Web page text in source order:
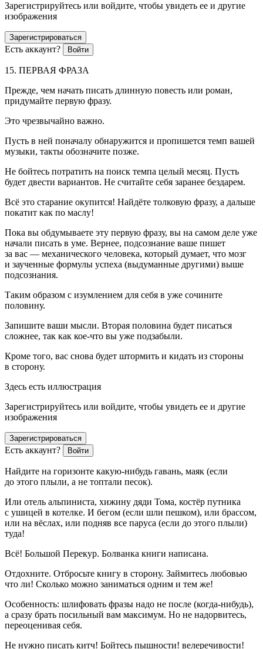
Зарегистрируйтесь или войдите, чтобы увидеть ее и другие
изображения
Зарегистрироваться
Есть аккаунт? Войти
15. ПЕРВАЯ ФРАЗА
Прежде, чем начать писать длинную повесть или роман,
придумайте первую фразу.
Это чрезвычайно важно.
Пусть в ней поначалу обнаружится и пропишется темп вашей
музыки, такты обозначите позже.
Не бойтесь потратить на поиск темпа целый месяц. Пусть
будет двести вариантов. Не считайте себя заранее бездарем.
Всё это старание окупится! Найдёте толковую фразу, а дальше
покатит как по маслу!
Пока вы обдумываете эту первую фразу, вы на самом деле уже
начали писать в уме. Вернее, подсознание ваше пишет
за вас — механического человека, который думает, что мозг
и заученные формулы успеха (выдуманные другими) выше
подсознания.
Таким образом с изумлением для себя в уже сочините
половину.
Запишите ваши мысли. Вторая половина будет писаться
сложнее, так как кое-что вы уже подзабыли.
Кроме того, вас снова будет штормить и кидать из стороны
в сторону.
Здесь есть иллюстрация
Зарегистрируйтесь или войдите, чтобы увидеть ее и другие
изображения
Зарегистрироваться
Есть аккаунт? Войти
Найдите на горизонте какую-нибудь гавань, маяк (если
до этого плыли, а не топтали песок).
Или отель альпиниста, хижину дяди Тома, костёр путника
с ушицей в котелке. И бегом (если шли пешком), или брассом,
или на вёслах, или подняв все паруса (если до этого плыли)
туда!
Всё! Большой Перекур. Болванка книги написана.
Отдохните. Отбросьте книгу в сторону. Займитесь любовью
что ли! Сколько можно заниматься одним и тем же!
Особенность: шлифовать фразы надо не после (когда-нибудь),
а сразу брать посильный вам максимум. Но не надорвитесь,
переоценивая себя.
Не нужно писать китч! Бойтесь пышности! велеречивости!